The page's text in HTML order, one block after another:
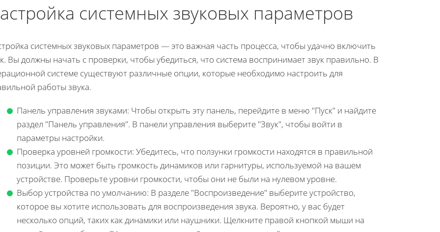
системных звуковых параметров
системных звуковых параметров — это важная часть процесса, чтобы удачно включить
Вы должны начать с проверки, чтобы убедиться, что система воспринимает звук правильно. В
системе существуют различные опции, которые необходимо настроить для
работы звука.
Панель управления звуками: Чтобы открыть эту панель, перейдите в меню "Пуск" и найдите
раздел "Панель управления". В панели управления выберите "Звук", чтобы войти в
параметры настройки.
Проверка уровней громкости: Убедитесь, что ползунки громкости находятся в правильной
позиции. Это может быть громкость динамиков или гарнитуры, используемой на вашем
устройстве. Проверьте уровни громкости, чтобы они не были на нулевом уровне.
Выбор устройства по умолчанию: В разделе "Воспроизведение" выберите устройство,
которое вы хотите использовать для воспроизведения звука. Вероятно, у вас будет
несколько опций, таких как динамики или наушники. Щелкните правой кнопкой мыши на